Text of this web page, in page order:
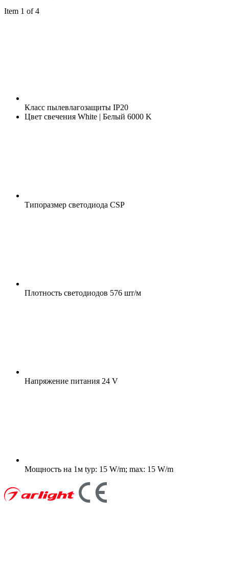
Item 1 of 4
Класс пылевлагозащиты IP20
Цвет свечения White | Белый 6000 K
Типоразмер светодиода CSP
Плотность светодиодов 576 шт/м
Напряжение питания 24 V
Мощность на 1м typ: 15 W/m; max: 15 W/m